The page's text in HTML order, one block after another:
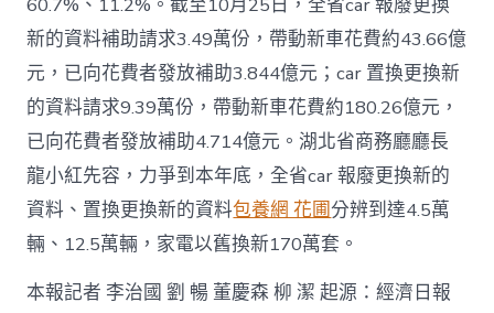
新的資料補助請求3.49萬份，帶動新車花費約43.66億
元，已向花費者發放補助3.844億元；car 置換更換新
的資料請求9.39萬份，帶動新車花費約180.26億元，
已向花費者發放補助4.714億元。湖北省商務廳廳長
龍小紅先容，力爭到本年底，全省car 報廢更換新的
資料、置換更換新的資料包養網 花圃分辨到達4.5萬
輛、12.5萬輛，家電以舊換新170萬套。
本報記者 李治國 劉 暢 董慶森 柳 潔 起源：經濟日報